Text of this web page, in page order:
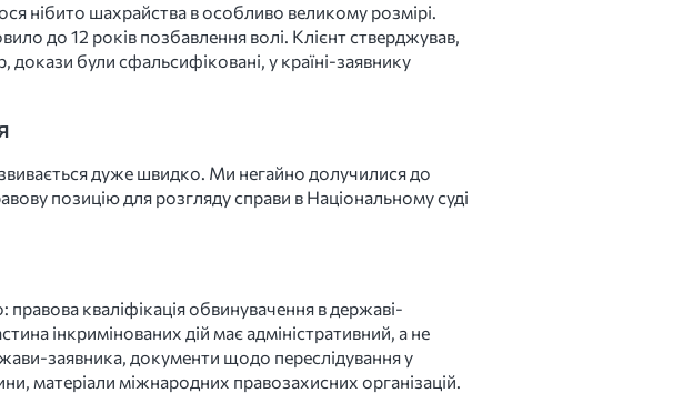
нібито шахрайства в особливо великому розмірі.
до 12 років позбавлення волі. Клієнт стверджував,
були сфальсифіковані, у країні-заявнику
дуже швидко. Ми негайно долучилися до
позицію для розгляду справи в Національному суді
кваліфікація обвинувачення в державі-
інкримінованих дій має адміністративний, а не
заявника, документи щодо переслідування у
матеріали міжнародних правозахисних організацій.